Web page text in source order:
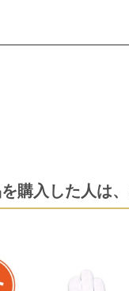
購入した人は、